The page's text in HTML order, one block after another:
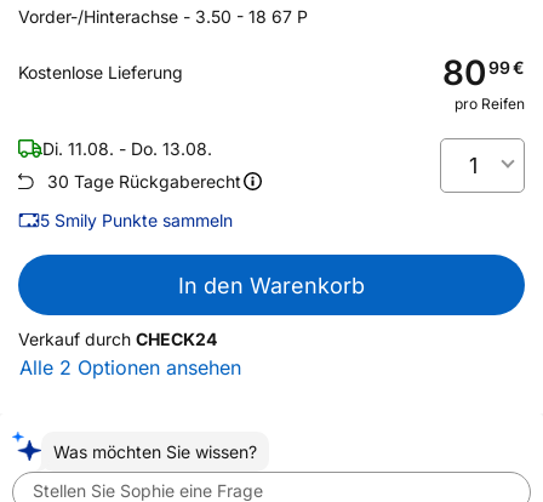
Vorder-/Hinterachse - 3.50 - 18 67 P
Kostenlose Lieferung 8099€
pro Reifen
Di. 11.08. - Do. 13.08.
30 Tage Rückgaberecht
5 Smily Punkte sammeln
1
In den Warenkorb
Verkauf durch CHECK24
Alle 2 Optionen ansehen
Was möchten Sie wissen?
Stellen Sie Sophie eine Frage